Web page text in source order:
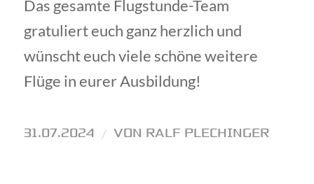
Das gesamte Flugstunde-Team
gratuliert euch ganz herzlich und
wünscht euch viele schöne weitere
Flüge in eurer Ausbildung!
31.07.2024 / VON RALF PLECHINGER